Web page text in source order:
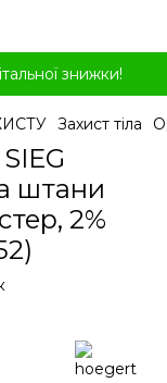
знижки!
Захист тіла
штани
2%